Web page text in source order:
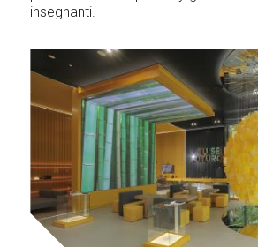
insegnanti.